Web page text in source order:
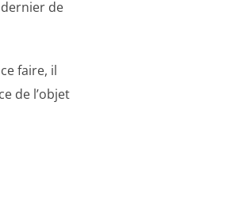
de
faire, il
de l’objet